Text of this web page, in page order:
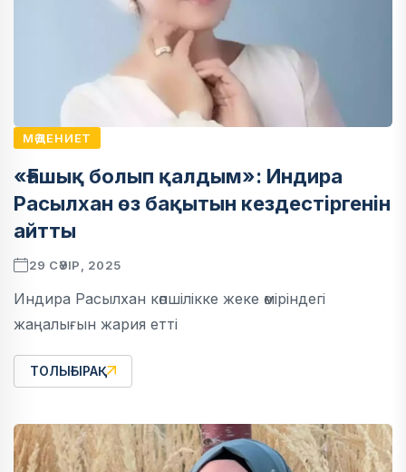
МӘДЕНИЕТ
«Ғашық болып қалдым»: Индира
Расылхан өз бақытын кездестіргенін
айтты
29 СӘУІР, 2025
Индира Расылхан көпшілікке жеке өміріндегі
жаңалығын жария етті
ТОЛЫҒЫРАҚ